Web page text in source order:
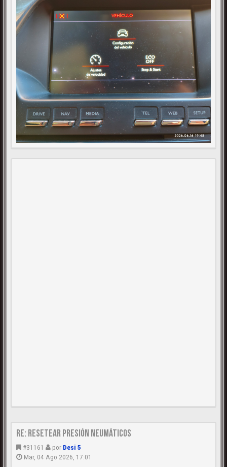
Re: Resetear presión neumáticos
#31161 por Desi 5
Mar, 04 Ago 2026, 17:01